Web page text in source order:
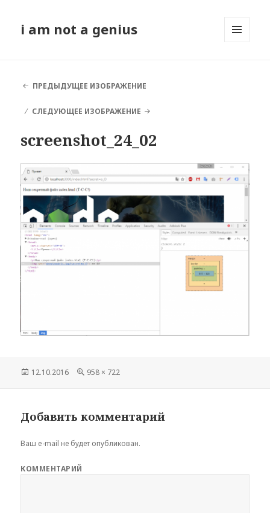
i am not a genius
ПРЕДЫДУЩЕЕ ИЗОБРАЖЕНИЕ
СЛЕДУЮЩЕЕ ИЗОБРАЖЕНИЕ
screenshot_24_02
Опубликовано
12.10.2016
Полный
958 × 722
Добавить комментарий
Ваш e-mail не будет опубликован.
КОММЕНТАРИЙ